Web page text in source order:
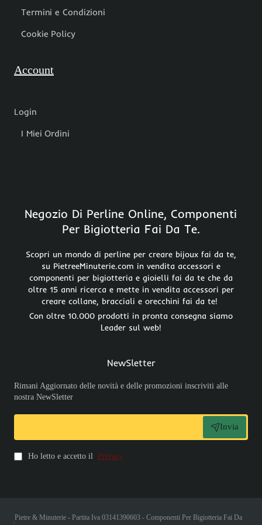
Termini e Condizioni
Cookie Policy
Account
Login
I Miei Ordini
Negozio Di Perline Online, Componenti
Per Bigiotteria Fai Da Te.
Scopri un mondo di perline per creare bijoux fai da te,
su PietreeMinuterie.com in vendita accessori e
componenti per bigiotteria e gioielli fai da te che da
oltre 15 anni ricerca e mette in vendita accessori per
creare collane, bracciali e orecchini fai da te!
Con oltre 10.000 prodotti in pronta consegna siamo
Leader sul web!
NewSletter
Rimani Aggiornato delle novità e delle promozioni inscriviti alle
nostra NewSletter
Invia
Ho letto e accetto il Privacy
Pietre & Minuterie - Partita Iva 03141390603 - Componenti Per Bigiotteria Fai Da